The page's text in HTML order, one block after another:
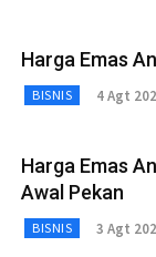
Harga Emas
BISNIS 4 Agt
Harga Emas
Awal Pekan
BISNIS 3 Agt